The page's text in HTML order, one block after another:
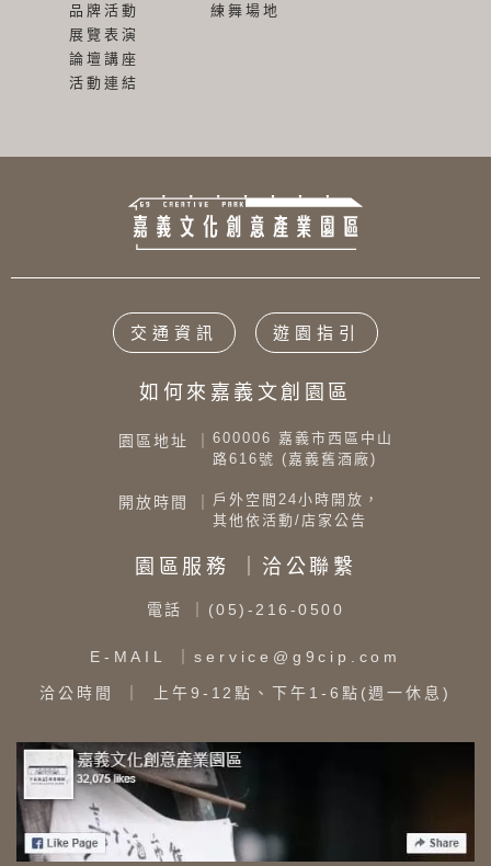
品牌活動
展覽表演
論壇講座
活動連結
練舞場地
交通資訊 遊園指引
如何來嘉義文創園區
園區地址 ｜ 600006 嘉義市西區中山
路616號 (嘉義舊酒廠)
開放時間 ｜ 戶外空間24小時開放，
其他依活動/店家公告
園區服務 ｜洽公聯繫
電話 ｜(05)-216-0500
E-MAIL ｜service@g9cip.com
洽公時間 ｜ 上午9-12點、下午1-6點(週一休息)